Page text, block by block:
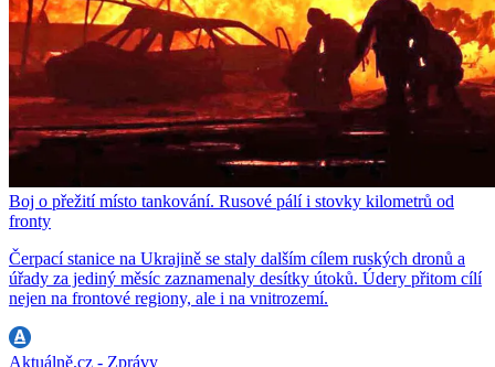
Boj o přežití místo tankování. Rusové pálí i stovky kilometrů od
fronty
Čerpací stanice na Ukrajině se staly dalším cílem ruských dronů a
úřady za jediný měsíc zaznamenaly desítky útoků. Údery přitom cílí
nejen na frontové regiony, ale i na vnitrozemí.
Aktuálně.cz - Zprávy